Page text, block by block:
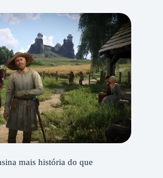
mais história do que